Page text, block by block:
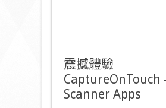
震撼體驗
CaptureOnTouch
Scanner Apps